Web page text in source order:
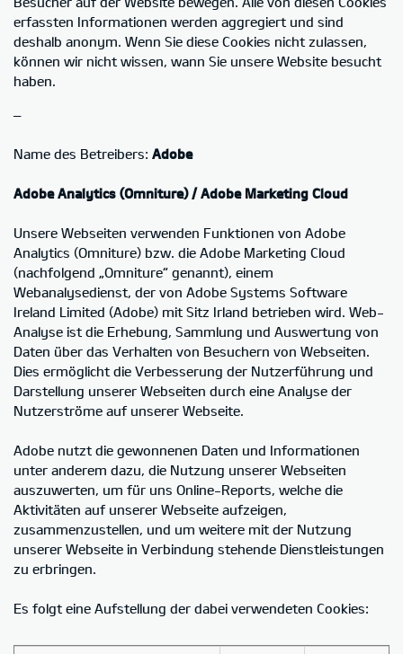
erfassten Informationen werden aggregiert und sind
deshalb anonym. Wenn Sie diese Cookies nicht zulassen,
können wir nicht wissen, wann Sie unsere Website besucht
haben.
–
Name des Betreibers: Adobe
Adobe Analytics (Omniture) / Adobe Marketing Cloud
Unsere Webseiten verwenden Funktionen von Adobe
Analytics (Omniture) bzw. die Adobe Marketing Cloud
(nachfolgend „Omniture“ genannt), einem
Webanalysedienst, der von Adobe Systems Software
Ireland Limited (Adobe) mit Sitz Irland betrieben wird. Web-
Analyse ist die Erhebung, Sammlung und Auswertung von
Daten über das Verhalten von Besuchern von Webseiten.
Dies ermöglicht die Verbesserung der Nutzerführung und
Darstellung unserer Webseiten durch eine Analyse der
Nutzerströme auf unserer Webseite.
Adobe nutzt die gewonnenen Daten und Informationen
unter anderem dazu, die Nutzung unserer Webseiten
auszuwerten, um für uns Online-Reports, welche die
Aktivitäten auf unserer Webseite aufzeigen,
zusammenzustellen, und um weitere mit der Nutzung
unserer Webseite in Verbindung stehende Dienstleistungen
zu erbringen.
Es folgt eine Aufstellung der dabei verwendeten Cookies: